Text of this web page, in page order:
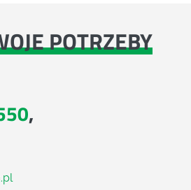
POTRZEBY
,